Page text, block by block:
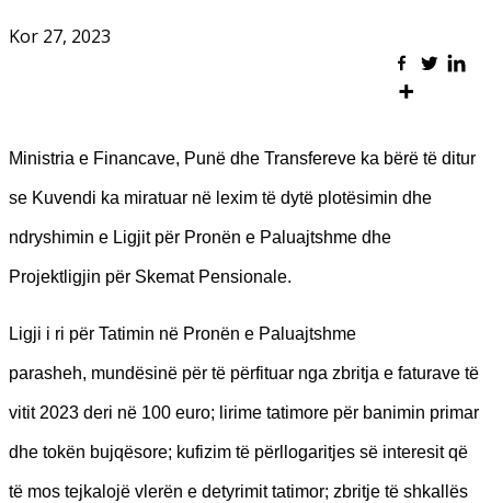
Kor 27, 2023
Ministria e Financave, Punë dhe Transfereve ka bërë të ditur
se Kuvendi ka miratuar në lexim të dytë plotësimin dhe
ndryshimin e Ligjit për Pronën e Paluajtshme dhe
Projektligjin për Skemat Pensionale.
Ligji i ri për Tatimin në Pronën e Paluajtshme
parasheh, mundësinë për të përfituar nga zbritja e faturave të
vitit 2023 deri në 100 euro; lirime tatimore për banimin primar
dhe tokën bujqësore; kufizim të përllogaritjes së interesit që
të mos tejkalojë vlerën e detyrimit tatimor; zbritje të shkallës